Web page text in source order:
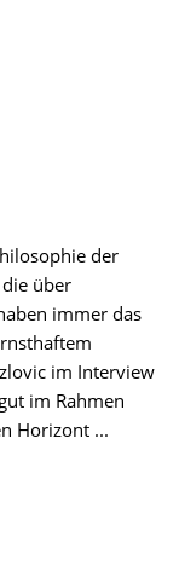
der
über
immer das
im Interview
im Rahmen
Horizont ...